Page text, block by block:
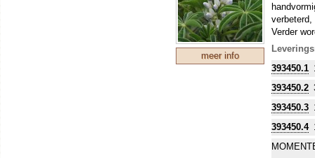
meer info
Verder
LET OP:
Om uw
zo'n
sommige
393450.1
393450.2
393450.3
393450.4